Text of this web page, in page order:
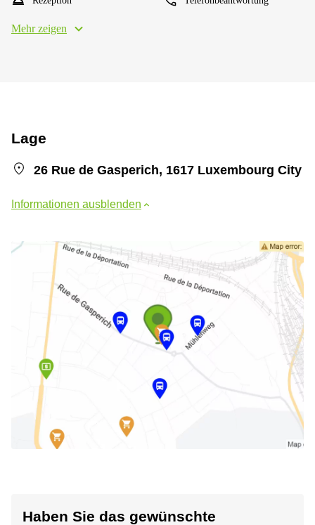
Mehr zeigen
Lage
26 Rue de Gasperich, 1617 Luxembourg City
Informationen ausblenden
Haben Sie das gewünschte